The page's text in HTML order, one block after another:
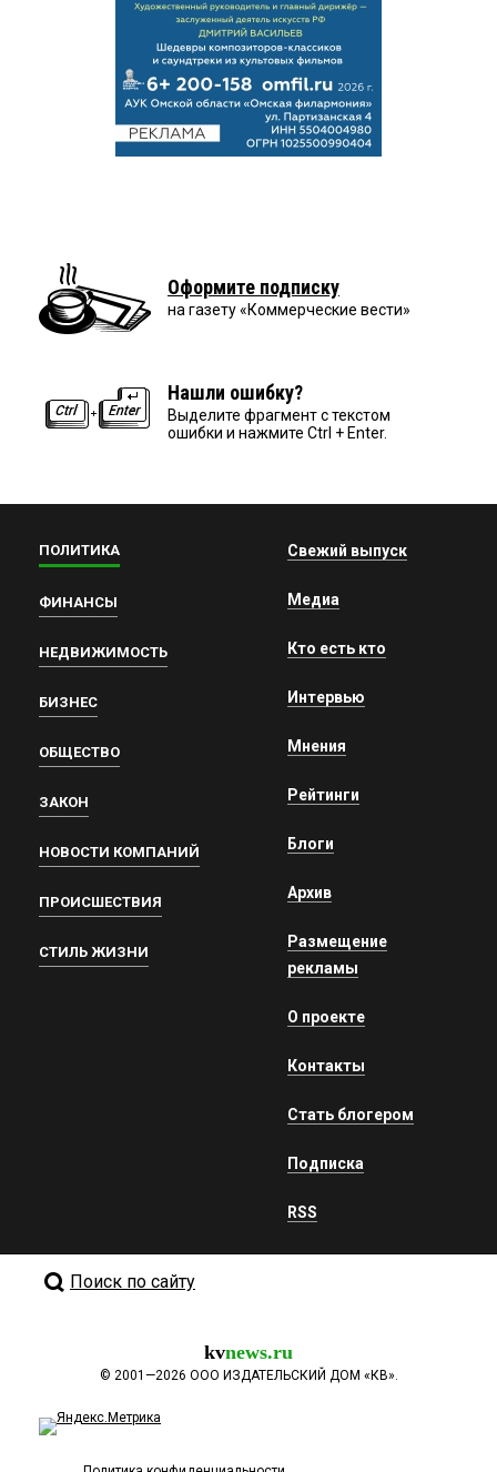
Оформите подписку
на газету «Коммерческие вести»
Нашли ошибку?
Выделите фрагмент с текстом
ошибки и нажмите Ctrl + Enter.
ПОЛИТИКА
ФИНАНСЫ
НЕДВИЖИМОСТЬ
БИЗНЕС
ОБЩЕСТВО
ЗАКОН
НОВОСТИ КОМПАНИЙ
ПРОИСШЕСТВИЯ
СТИЛЬ ЖИЗНИ
Свежий выпуск
Медиа
Кто есть кто
Интервью
Мнения
Рейтинги
Блоги
Архив
Размещение
рекламы
О проекте
Контакты
Стать блогером
Подписка
RSS
Поиск по сайту
kvnews.ru
© 2001—2026 ООО ИЗДАТЕЛЬСКИЙ ДОМ «КВ».